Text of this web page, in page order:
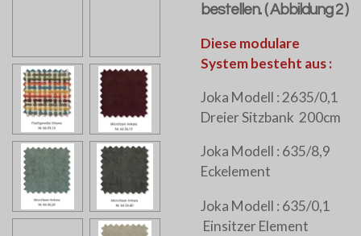
bestellen. ( Abbildung 2 )
Diese modulare
System besteht aus :
Joka Modell : 2635/0,1
Dreier Sitzbank 200cm
Joka Modell : 635/8,9
Eckelement
Joka Modell : 635/0,1
Einsitzer Element